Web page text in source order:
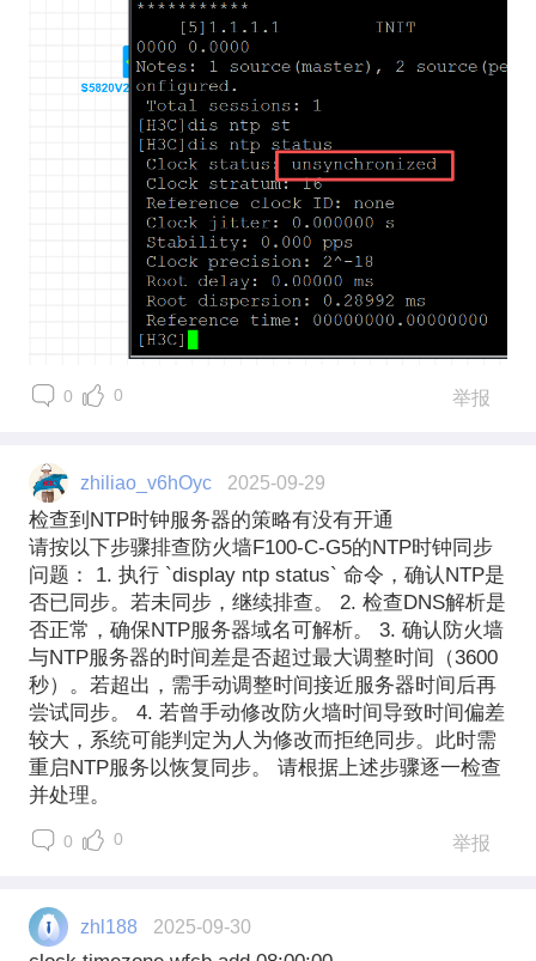
0 0 举报
zhiliao_v6hOyc 2025-09-29
检查到NTP时钟服务器的策略有没有开通
请按以下步骤排查防火墙F100-C-G5的NTP时钟同步
问题： 1. 执行 `display ntp status` 命令，确认NTP是
否已同步。若未同步，继续排查。 2. 检查DNS解析是
否正常，确保NTP服务器域名可解析。 3. 确认防火墙
与NTP服务器的时间差是否超过最大调整时间（3600
秒）。若超出，需手动调整时间接近服务器时间后再
尝试同步。 4. 若曾手动修改防火墙时间导致时间偏差
较大，系统可能判定为人为修改而拒绝同步。此时需
重启NTP服务以恢复同步。 请根据上述步骤逐一检查
并处理。
0 0 举报
zhl188 2025-09-30